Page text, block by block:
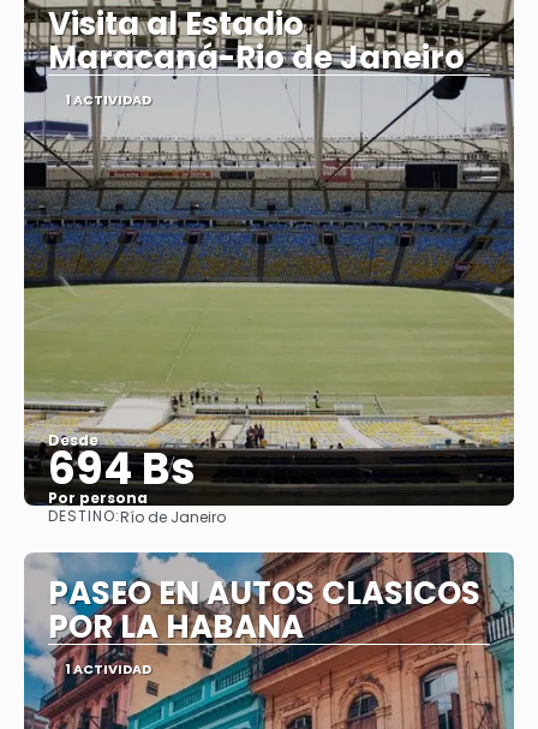
Visita al Estadio
Maracaná-Rio de Janeiro
1 ACTIVIDAD
Desde
694 Bs
Por persona
DESTINO:Río de Janeiro
PASEO EN AUTOS CLASICOS
POR LA HABANA
1 ACTIVIDAD